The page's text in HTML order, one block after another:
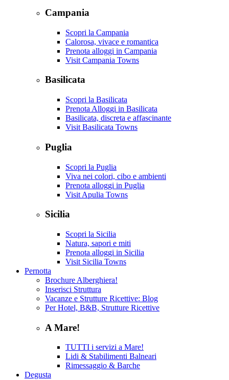
Campania
Scopri la Campania
Calorosa, vivace e romantica
Prenota alloggi in Campania
Visit Campania Towns
Basilicata
Scopri la Basilicata
Prenota Alloggi in Basilicata
Basilicata, discreta e affascinante
Visit Basilicata Towns
Puglia
Scopri la Puglia
Viva nei colori, cibo e ambienti
Prenota alloggi in Puglia
Visit Apulia Towns
Sicilia
Scopri la Sicilia
Natura, sapori e miti
Prenota alloggi in Sicilia
Visit Sicilia Towns
Pernotta
Brochure Alberghiera!
Inserisci Struttura
Vacanze e Strutture Ricettive: Blog
Per Hotel, B&B, Strutture Ricettive
A Mare!
TUTTI i servizi a Mare!
Lidi & Stabilimenti Balneari
Rimessaggio & Barche
Degusta